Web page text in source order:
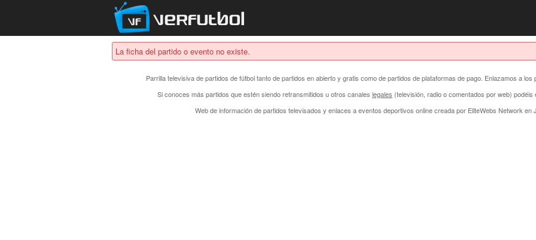
La ficha del partido o evento no existe.
Parrilla televisiva de partidos de fútbol tanto de partidos en abierto y gratis como de partidos de plataformas de pago. Enlazamos a los
Si conoces más partidos que estén siendo retransmitidos u otros canales legales (televisión, radio o comentados por web)
Web de información de partidos televisados y enlaces a eventos deportivos online creada por EliteWebs Network en